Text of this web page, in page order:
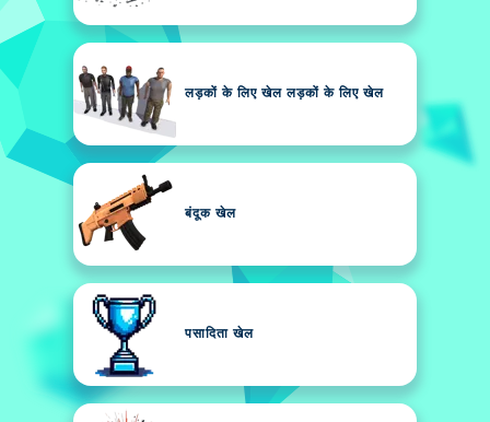
लड़कों के लिए खेल लड़कों के लिए खेल
बंदूक खेल
पसादिता खेल